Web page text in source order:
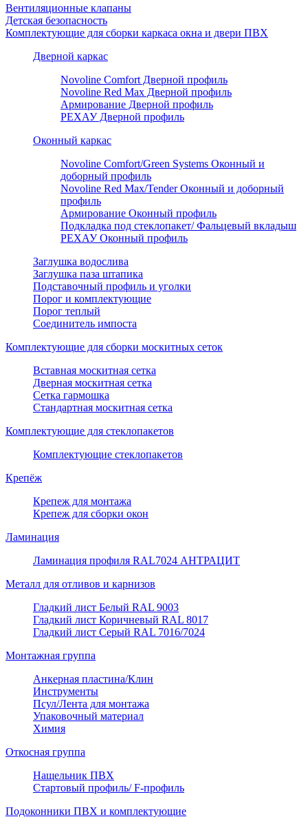
Вентиляционные клапаны
Детская безопасность
Комплектующие для сборки каркаса окна и двери ПВХ
Дверной каркас
Novoline Comfort Дверной профиль
Novoline Red Мax Дверной профиль
Армирование Дверной профиль
РЕХАУ Дверной профиль
Оконный каркас
Novoline Comfort/Green Systems Оконный и
доборный профиль
Novoline Red Max/Tender Оконный и доборный
профиль
Армирование Оконный профиль
Подкладка под стеклопакет/ Фальцевый вкладыш
РЕХАУ Оконный профиль
Заглушка водослива
Заглушка паза штапика
Подставочный профиль и уголки
Порог и комплектующие
Порог теплый
Соединитель импоста
Комплектующие для сборки москитных сеток
Вставная москитная сетка
Дверная москитная сетка
Сетка гармошка
Стандартная москитная сетка
Комплектующие для стеклопакетов
Комплектующие стеклопакетов
Крепёж
Крепеж для монтажа
Крепеж для сборки окон
Ламинация
Ламинация профиля RAL7024 АНТРАЦИТ
Металл для отливов и карнизов
Гладкий лист Белый RAL 9003
Гладкий лист Коричневый RAL 8017
Гладкий лист Серый RAL 7016/7024
Монтажная группа
Анкерная пластина/Клин
Инструменты
Псул/Лента для монтажа
Упаковочный материал
Химия
Откосная группа
Нащельник ПВХ
Стартовый профиль/ F-профиль
Подоконники ПВХ и комплектующие